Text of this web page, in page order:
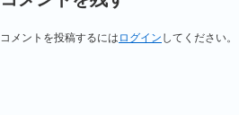
コメントを投稿するには ログイン してください。